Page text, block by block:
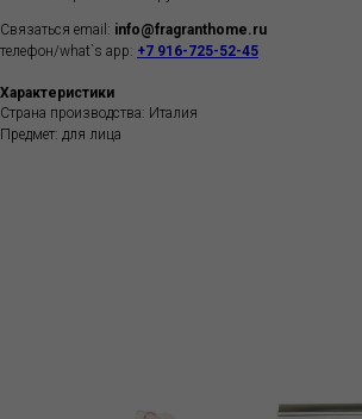
Связаться email: info@fragranthome.ru
телефон/what`s app: +7 916-725-52-45
Характеристики
Страна производства: Италия
Предмет: для лица